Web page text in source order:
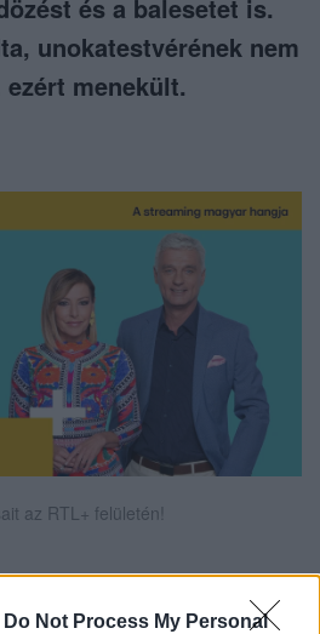
Do Not Process My Personal
és a balesetet is.
unokatestvérének nem
menekült.
az RTL+ felületén!
az RTL.hu az elsők között